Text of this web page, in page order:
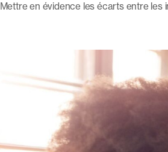
Mettre en évidence les écarts entre les